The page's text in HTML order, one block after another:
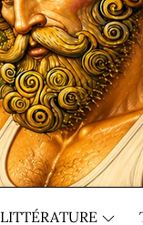
LITTÉRATURE